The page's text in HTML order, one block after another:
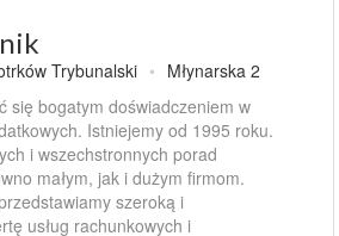
Trybunalski • Młynarska 2
się bogatym doświadczeniem w
Istniejemy od 1995 roku.
i wszechstronnych porad
małym, jak i dużym firmom.
szeroką i
usług rachunkowych i